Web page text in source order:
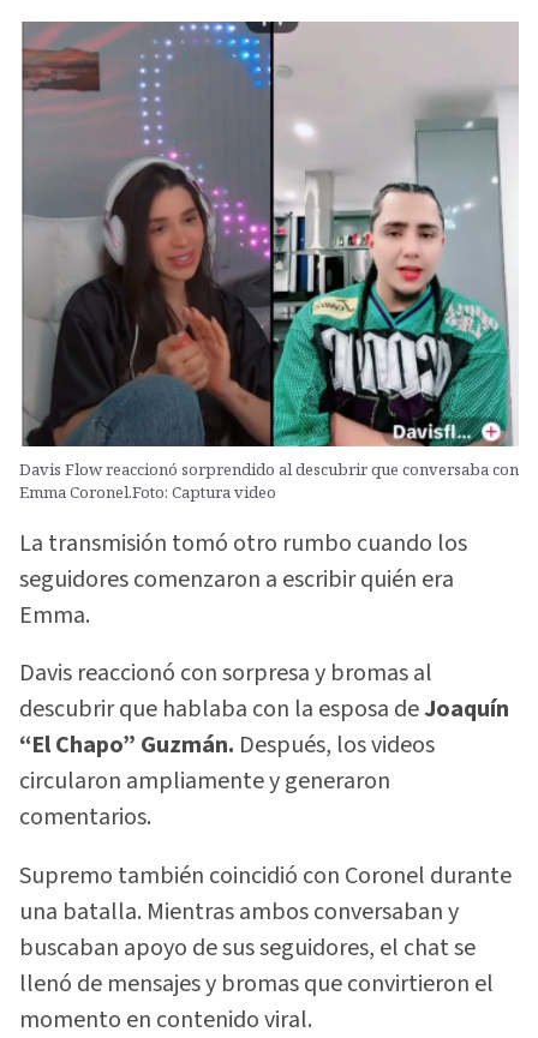
Davis Flow reaccionó sorprendido al descubrir que conversaba con
Emma Coronel.Foto: Captura video
La transmisión tomó otro rumbo cuando los
seguidores comenzaron a escribir quién era
Emma.
Davis reaccionó con sorpresa y bromas al
descubrir que hablaba con la esposa deJoaquín
“El Chapo” Guzmán. Después, los videos
circularon ampliamente y generaron
comentarios.
Supremo también coincidió con Coronel durante
una batalla. Mientras ambos conversaban y
buscaban apoyo de sus seguidores, el chat se
llenó de mensajes y bromas que convirtieron el
momento en contenido viral.